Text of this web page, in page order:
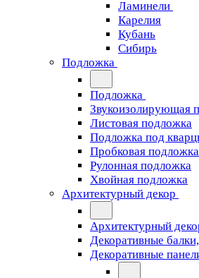
Ламинели
Карелия
Кубань
Сибирь
Подложка
Подложка
Звукоизолирующая
Листовая подложка
Подложка под
Пробковая подложка
Рулонная подложка
Хвойная подложка
Архитектурный декор
Архитектурный
Декоративные
Декоративные